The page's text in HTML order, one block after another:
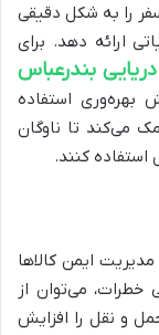
را به شکل دقیقی
ارائه دهد. برای
بندرعباس
بهره‌وری استفاده
می‌کند تا ناوگان
استفاده کنند.
ایمن کالاها
خطرات، می‌توان از
و نقل را افزایش